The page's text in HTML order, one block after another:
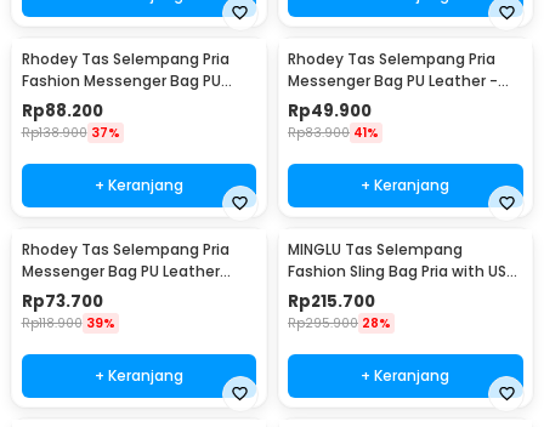
Rhodey Tas Selempang Pria
Fashion Messenger Bag PU
Leather - 18067
Rp88.200
Rp138.900 37%
+ Keranjang
Rhodey Tas Selempang Pria
Messenger Bag PU Leather -
18062
Rp49.900
Rp83.900 41%
+ Keranjang
Rhodey Tas Selempang Pria
Messenger Bag PU Leather
dengan Dompet - 9066
Rp73.700
Rp118.900 39%
+ Keranjang
MINGLU Tas Selempang
Fashion Sling Bag Pria with USB
Charger Slot - ML1454
Rp215.700
Rp295.900 28%
+ Keranjang